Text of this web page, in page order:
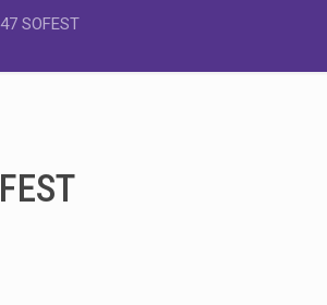
SOFEST